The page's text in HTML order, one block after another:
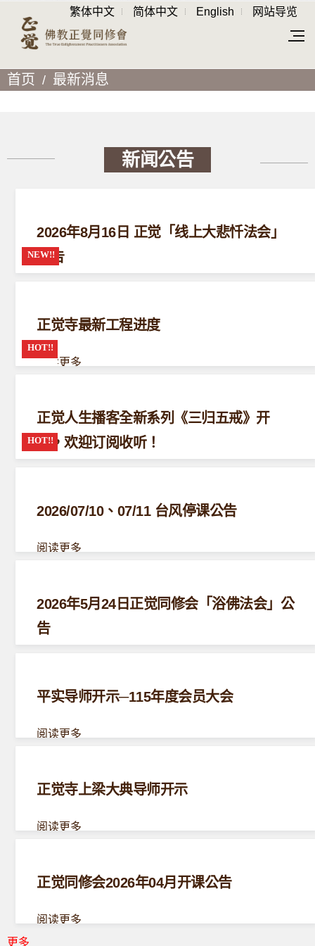
繁体中文 简体中文 English 网站导览
首页 最新消息
新闻公告
2026年8月16日 正觉「线上大悲忏法会」
公告
正觉寺最新工程进度
阅读更多
正觉人生播客全新系列《三归五戒》开
播，欢迎订阅收听！
2026/07/10、07/11 台风停课公告
阅读更多
2026年5月24日正觉同修会「浴佛法会」公
告
平实导师开示─115年度会员大会
阅读更多
正觉寺上梁大典导师开示
阅读更多
正觉同修会2026年04月开课公告
阅读更多
更多